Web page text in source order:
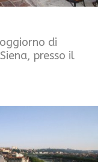
di
presso il